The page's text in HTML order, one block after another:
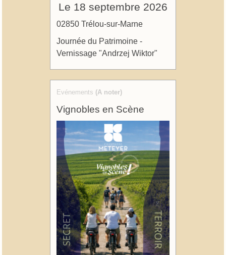
Le 18 septembre 2026
02850 Trélou-sur-Marne
Journée du Patrimoine -
Vernissage "Andrzej Wiktor"
Evénements (A noter)
Vignobles en Scène